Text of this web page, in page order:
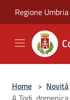
Regione Umbria
Home > Novità